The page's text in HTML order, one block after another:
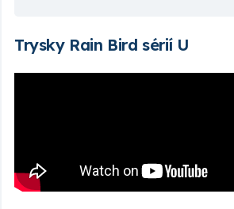
Trysky Rain Bird sérií U